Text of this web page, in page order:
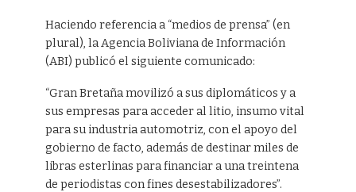
Haciendo referencia a “medios de prensa” (en
plural), la Agencia Boliviana de Información
(ABI) publicó el siguiente comunicado:
“Gran Bretaña movilizó a sus diplomáticos y a
sus empresas para acceder al litio, insumo vital
para su industria automotriz, con el apoyo del
gobierno de facto, además de destinar miles de
libras esterlinas para financiar a una treintena
de periodistas con fines desestabilizadores”.